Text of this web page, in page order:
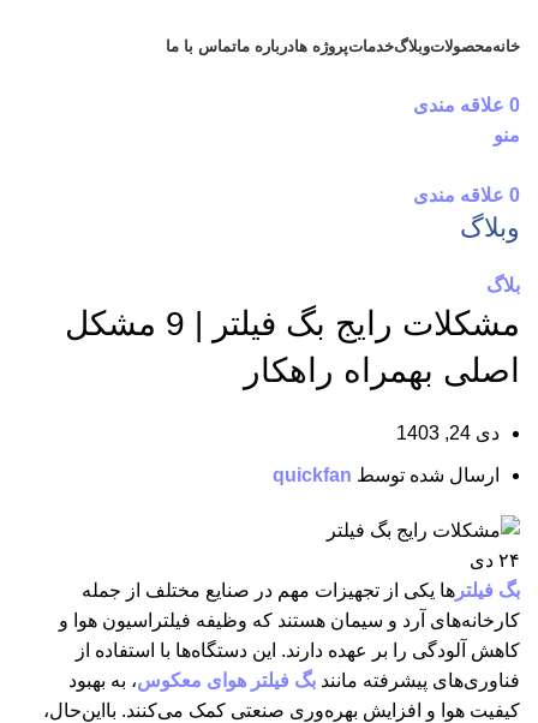
خانهمحصولاتوبلاگخدماتپروژه هادرباره ماتماس با ما
0 علاقه مندی
منو
0 علاقه مندی
وبلاگ
بلاگ
مشکلات رایج بگ فیلتر | 9 مشکل
اصلی بهمراه راهکار
دی 24, 1403
ارسال شده توسط quickfan
۲۴ دی
بگ فیلتر ها یکی از تجهیزات مهم در صنایع مختلف از جمله
کارخانه‌های آرد و سیمان هستند که وظیفه فیلتراسیون هوا و
کاهش آلودگی را بر عهده دارند. این دستگاه‌ها با استفاده از
فناوری‌های پیشرفته مانند بگ فیلتر هوای معکوس، به بهبود
کیفیت هوا و افزایش بهره‌وری صنعتی کمک می‌کنند. بااین‌حال،